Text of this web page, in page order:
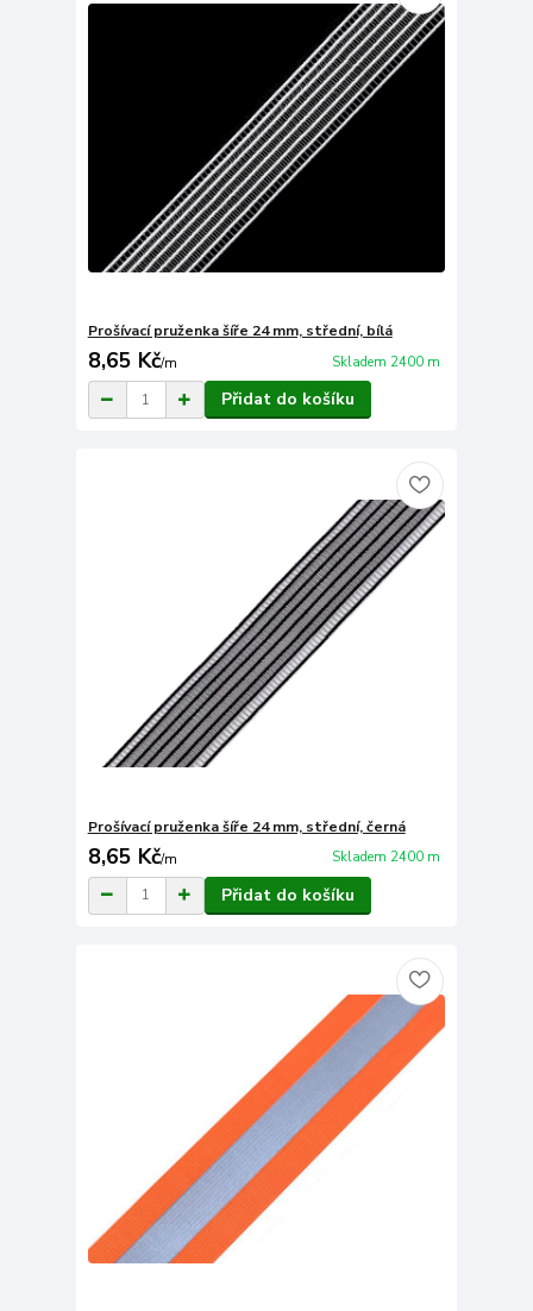
Prošívací pruženka šíře 24 mm, střední, bílá
8,65 Kč/m Skladem 2400 m
Přidat do košíku
Prošívací pruženka šíře 24 mm, střední, černá
8,65 Kč/m Skladem 2400 m
Přidat do košíku